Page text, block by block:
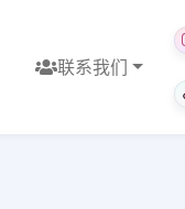
联系我们